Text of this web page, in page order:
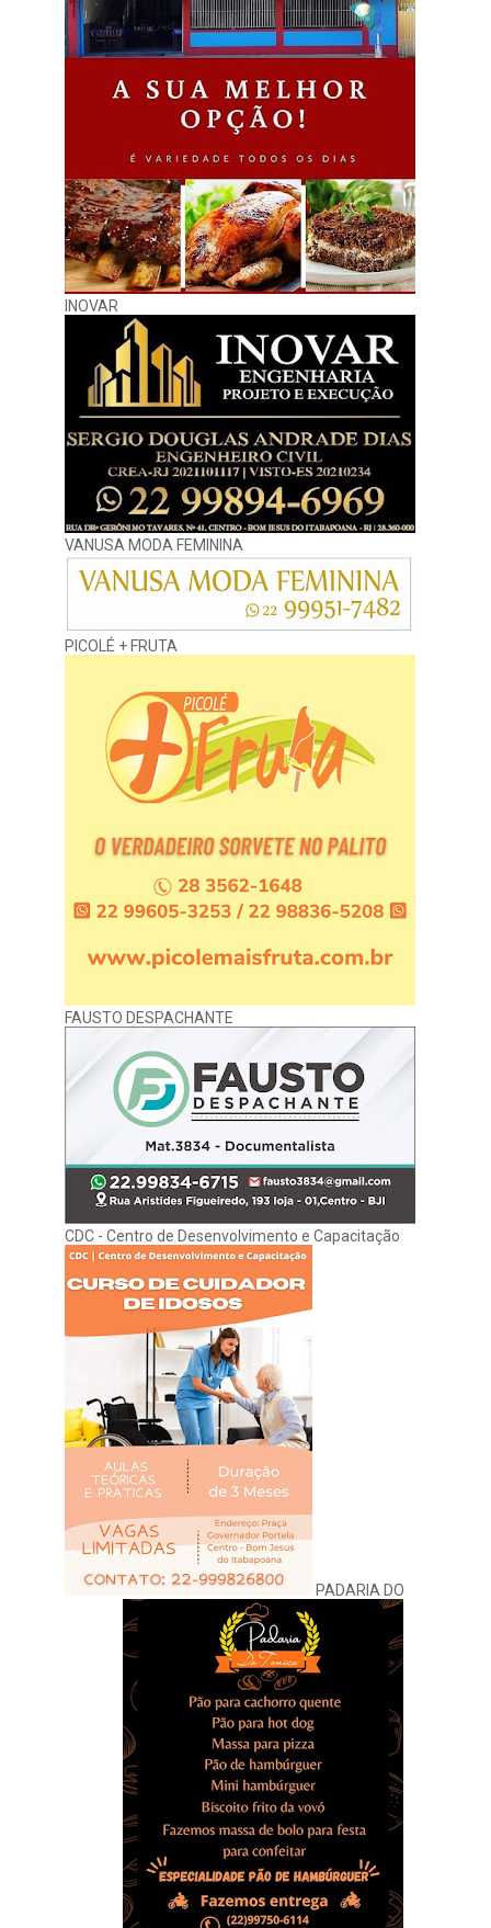
INOVAR
VANUSA MODA FEMININA
PICOLÉ + FRUTA
FAUSTO DESPACHANTE
CDC - Centro de Desenvolvimento e Capacitação
PADARIA DO